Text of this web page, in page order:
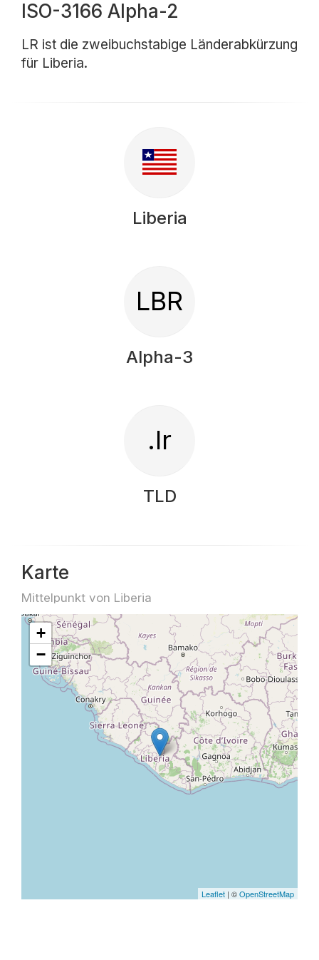
ISO-3166 Alpha-2
LR ist die zweibuchstabige Länderabkürzung
für Liberia.
Liberia
LBR
Alpha-3
.lr
TLD
Karte
Mittelpunkt von Liberia
+
−
Leaflet | ©OpenStreetMap